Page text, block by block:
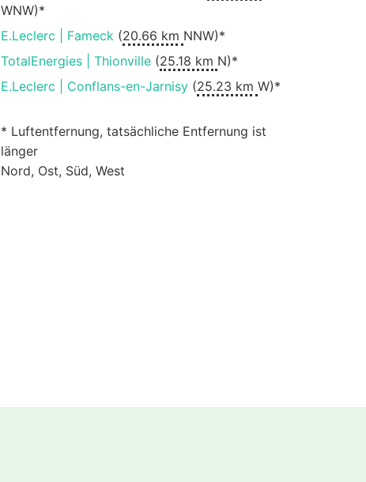
WNW)*
E.Leclerc | Fameck(20.66 km NNW)*
TotalEnergies | Thionville(25.18 km N)*
E.Leclerc | Conflans-en-Jarnisy(25.23 km W)*
* Luftentfernung, tatsächliche Entfernung ist
länger
Nord, Ost, Süd, West